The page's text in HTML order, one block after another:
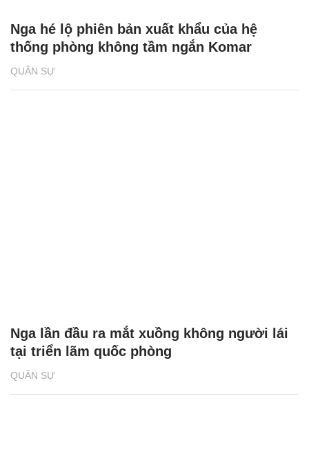
QUÂN SỰ
Nga hé lộ phiên bản xuất khẩu của hệ
thống phòng không tầm ngắn Komar
QUÂN SỰ
Nga lần đầu ra mắt xuồng không người lái
tại triển lãm quốc phòng